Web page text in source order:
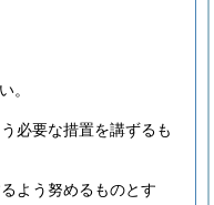
。
必要な措置を講ずるも
よう努めるものとす